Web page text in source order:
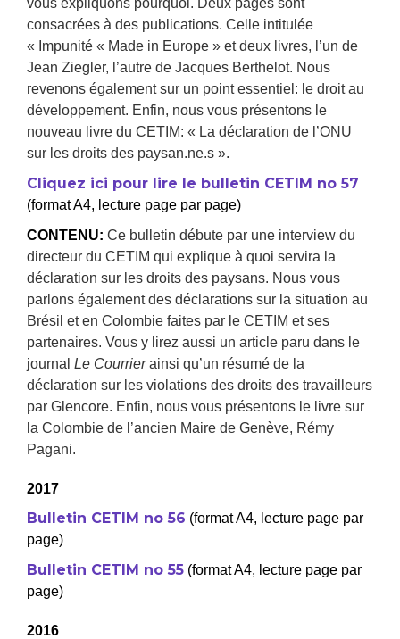
vous expliquons pourquoi. Deux pages sont
consacrées à des publications. Celle intitulée
« Impunité « Made in Europe » et deux livres, l’un de
Jean Ziegler, l’autre de Jacques Berthelot. Nous
revenons également sur un point essentiel: le droit au
développement. Enfin, nous vous présentons le
nouveau livre du CETIM: « La déclaration de l’ONU
sur les droits des paysan.ne.s ».
Cliquez ici pour lire le bulletin CETIM no 57
(format A4, lecture page par page)
CONTENU: Ce bulletin débute par une interview du
directeur du CETIM qui explique à quoi servira la
déclaration sur les droits des paysans. Nous vous
parlons également des déclarations sur la situation au
Brésil et en Colombie faites par le CETIM et ses
partenaires. Vous y lirez aussi un article paru dans le
journal Le Courrierainsi qu’un résumé de la
déclaration sur les violations des droits des travailleurs
par Glencore. Enfin, nous vous présentons le livre sur
la Colombie de l’ancien Maire de Genève, Rémy
Pagani.
2017
Bulletin CETIM no 56 (format A4, lecture page par
page)
Bulletin CETIM no 55 (format A4, lecture page par
page)
2016